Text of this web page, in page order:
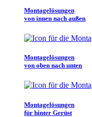
Montagelösungen
von innen nach außen
Montagelösungen
von oben nach unten
Montagelösungen
für hinter Gerüst